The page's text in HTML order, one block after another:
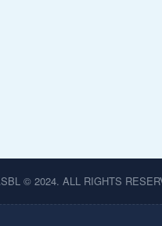
© 2024. ALL RIGHTS